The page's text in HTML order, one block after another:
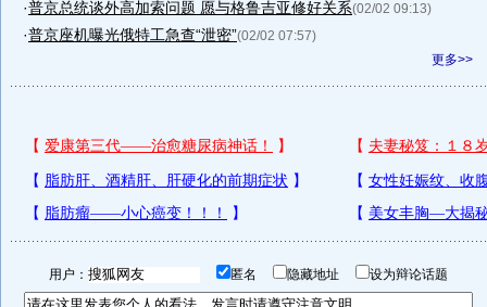
·普京总统谈外高加索问题 愿与格鲁吉亚修好关系(02/02 09:13)
·普京座机曝光俄特工急查“泄密”(02/02 07:57)
更多>>
用户： 匿名 隐藏地址 设为辩论话题